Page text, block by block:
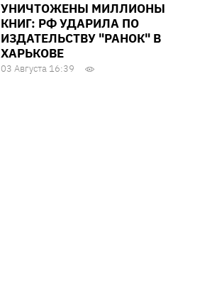
УНИЧТОЖЕНЫ МИЛЛИОНЫ
КНИГ: РФ УДАРИЛА ПО
ИЗДАТЕЛЬСТВУ "РАНОК" В
ХАРЬКОВЕ
03 Августа 16:39